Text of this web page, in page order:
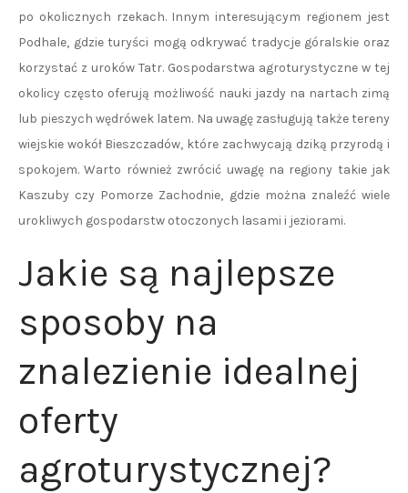
po okolicznych rzekach. Innym interesującym regionem jest
Podhale, gdzie turyści mogą odkrywać tradycje góralskie oraz
korzystać z uroków Tatr. Gospodarstwa agroturystyczne w tej
okolicy często oferują możliwość nauki jazdy na nartach zimą
lub pieszych wędrówek latem. Na uwagę zasługują także tereny
wiejskie wokół Bieszczadów, które zachwycają dziką przyrodą i
spokojem. Warto również zwrócić uwagę na regiony takie jak
Kaszuby czy Pomorze Zachodnie, gdzie można znaleźć wiele
urokliwych gospodarstw otoczonych lasami i jeziorami.
Jakie są najlepsze
sposoby na
znalezienie idealnej
oferty
agroturystycznej?